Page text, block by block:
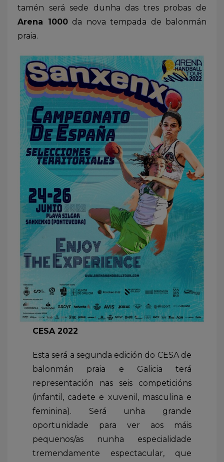
tamén será sede dunha das tres probas de
Arena 1000da nova tempada de balonmán
praia.
CESA 2022
Esta será a segunda edición do CESA de
balonmán praia e Galicia terá
representación nas seis competicións
(infantil, cadete e xuvenil, masculina e
feminina). Será unha grande
oportunidade para ver aos máis
pequenos/as nunha especialidade
tremendamente espectacular, que